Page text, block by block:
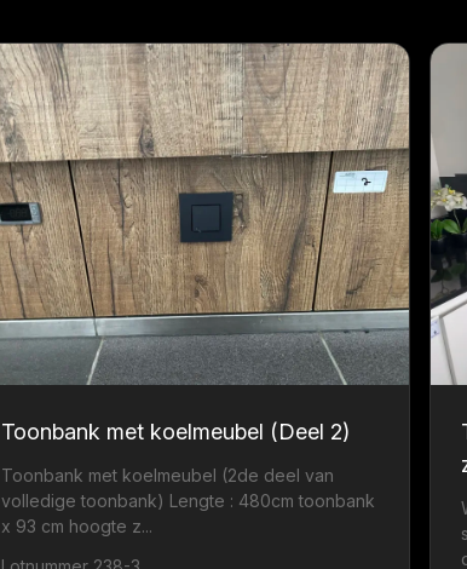
Toonbank met koelmeubel (Deel 2)
Toonbank met koelmeubel (2de deel van
volledige toonbank) Lengte : 480cm toonbank
x 93 cm hoogte z...